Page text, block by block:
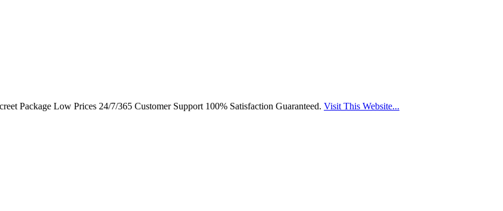
Package Low Prices 24/7/365 Customer Support 100% Satisfaction Guaranteed. Visit This Website...